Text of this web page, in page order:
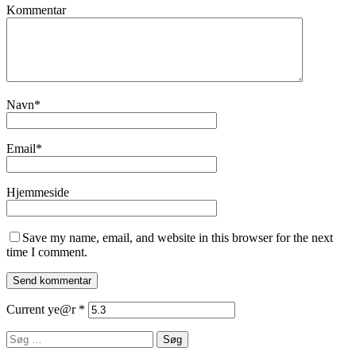
Kommentar
Navn*
Email*
Hjemmeside
Save my name, email, and website in this browser for the next
time I comment.
Current ye@r *
Søg
efter: